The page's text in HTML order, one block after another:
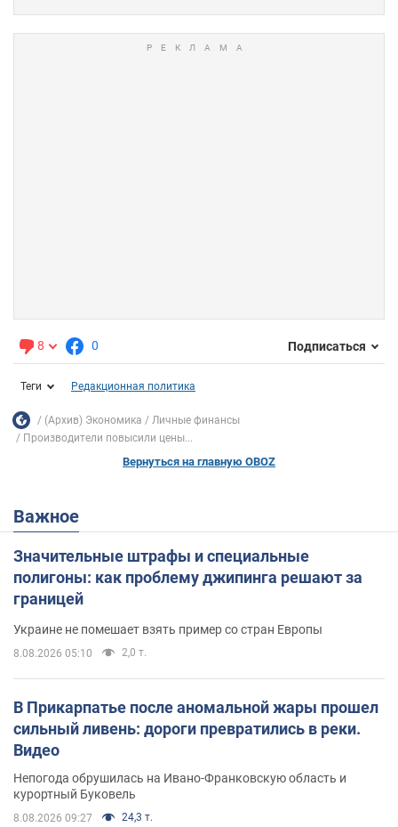
8 0 Подписаться
Теги Редакционная политика
(Архив) Экономика
Личные финансы
Производители повысили цены...
Вернуться на главную OBOZ
Важное
Значительные штрафы и специальные
полигоны: как проблему джипинга решают за
границей
Украине не помешает взять пример со стран Европы
8.08.2026 05:10 2,0 т.
В Прикарпатье после аномальной жары прошел
сильный ливень: дороги превратились в реки.
Видео
Непогода обрушилась на Ивано-Франковскую область и
курортный Буковель
8.08.2026 09:27 24,3 т.